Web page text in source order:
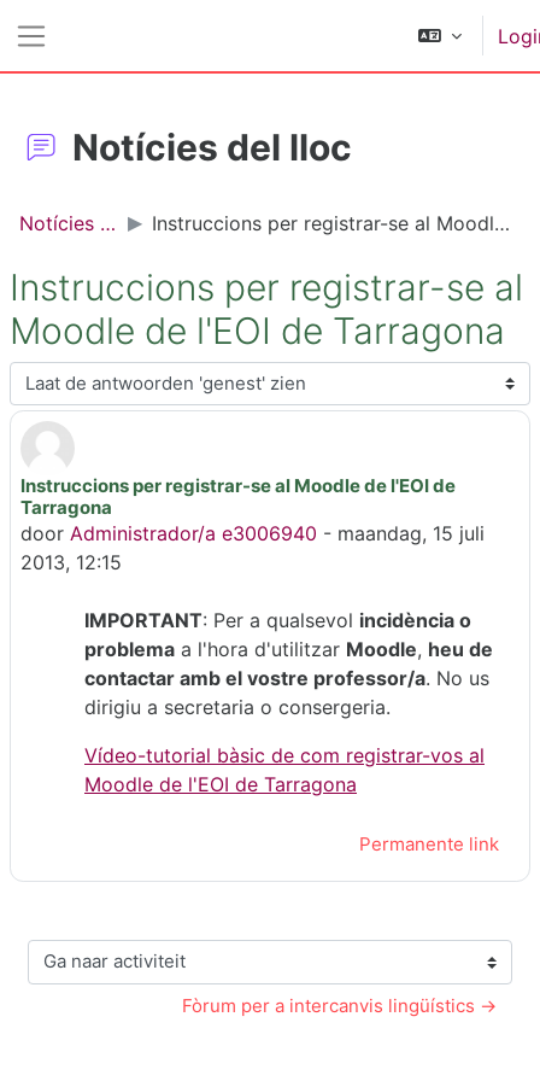
Notícies del lloc
Notícies del lloc Instruccions per registrar-se al Moodle de l'EOI de Tarragona
Instruccions per registrar-se al
Moodle de l'EOI de Tarragona
Toon modus
Instruccions per registrar-se al Moodle de l'EOI de
Tarragona
door Administrador/a e3006940 - maandag, 15 juli
2013, 12:15
Aantal antwoorden: 0
IMPORTANT: Per a qualsevol incidència o
problema a l'hora d'utilitzar Moodle, heu de
contactar amb el vostre professor/a. No us
dirigiu a secretaria o consergeria.
Vídeo-tutorial bàsic de com registrar-vos al
Moodle de l'EOI de Tarragona
Permanente link
Ga naar activiteit
Fòrum per a intercanvis lingüístics →